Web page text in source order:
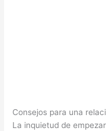
Consejos para una
La inquietud de